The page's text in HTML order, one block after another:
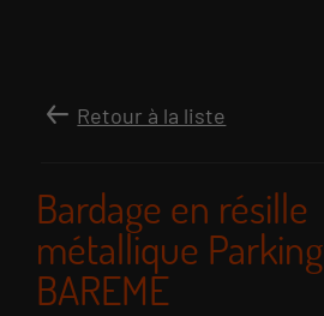
Retour à la liste
Bardage en résille
métallique Parking
BAREME